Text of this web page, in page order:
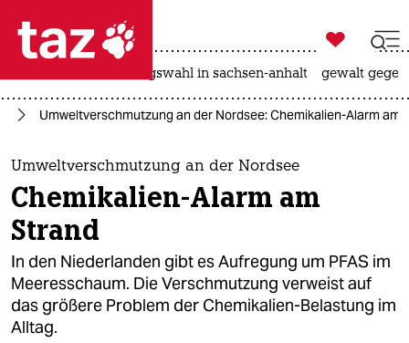
 taz zahl ich
taz zahl ich
themen
politik
öko
gesellschaft
kultur

taz zahl ich
landtagswahl in sachsen-anhalt gewalt
Umweltverschmutzung an der Nordsee: Chemikalien-Alarm am
Umweltverschmutzung an der Nordsee
Chemikalien-Alarm am
Strand
In den Niederlanden gibt es Aufregung um PFAS im
Meeresschaum. Die Verschmutzung verweist auf
das größere Problem der Chemikalien-Belastung im
Alltag.